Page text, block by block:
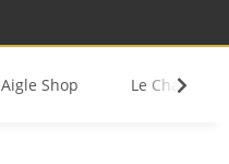
Aigle Shop Le